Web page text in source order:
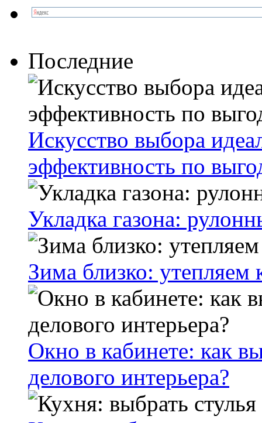
Последние
Искусство выбора
эффективность по
Укладка газона:
Зима близко: утепляем
Окно в кабинете: как
делового интерьера?